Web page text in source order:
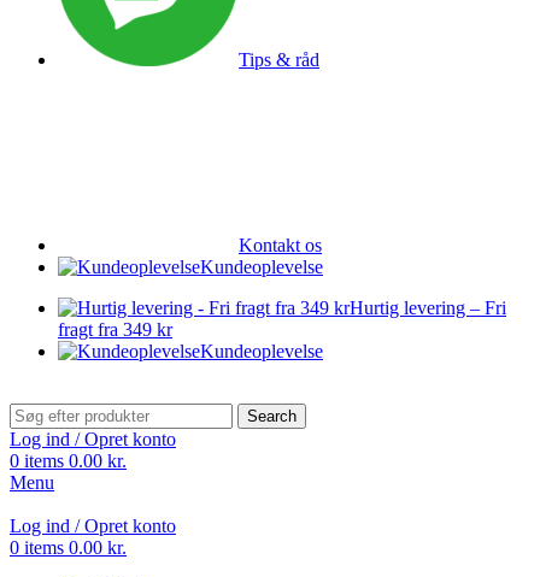
Tips & råd
Kontakt os
Kundeoplevelse
Hurtig levering – Fri
fragt fra 349 kr
Kundeoplevelse
Search
Log ind / Opret konto
0 items 0.00 kr.
Menu
Log ind / Opret konto
0 items 0.00 kr.